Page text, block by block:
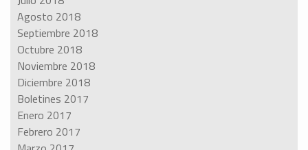
Agosto 2018
Septiembre 2018
Octubre 2018
Noviembre 2018
Diciembre 2018
Boletines 2017
Enero 2017
Febrero 2017